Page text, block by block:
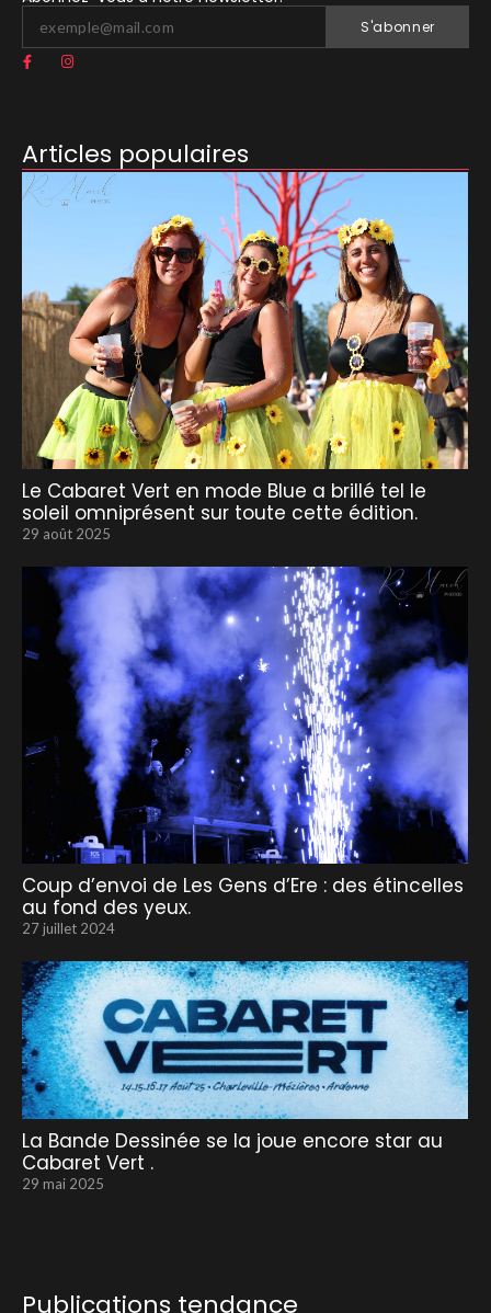
S'abonner
Articles populaires
Le Cabaret Vert en mode Blue a brillé tel le
soleil omniprésent sur toute cette édition.
29 août 2025
Coup d’envoi de Les Gens d’Ere : des étincelles
au fond des yeux.
27 juillet 2024
La Bande Dessinée se la joue encore star au
Cabaret Vert .
29 mai 2025
Publications tendance